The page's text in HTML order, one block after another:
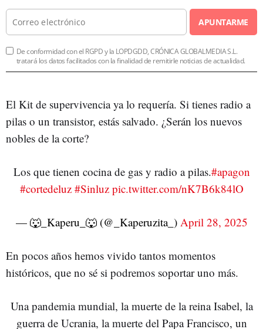
APUNTARME
De conformidad con el RGPD y la LOPDGDD, CRÓNICA GLOBALMEDIA S.L.
tratará los datos facilitados con la finalidad de remitirle noticias de actualidad.
El Kit de supervivencia ya lo requería. Si tienes radio a
pilas o un transistor, estás salvado. ¿Serán los nuevos
nobles de la corte?
Los que tienen cocina de gas y radio a pilas.#apagon
#cortedeluz #Sinluz pic.twitter.com/nK7B6k84lO
— 🐺_Kaperu_🐺 (@_Kaperuzita_) April 28, 2025
En pocos años hemos vivido tantos momentos
históricos, que no sé si podremos soportar uno más.
Una pandemia mundial, la muerte de la reina Isabel, la
guerra de Ucrania, la muerte del Papa Francisco, un